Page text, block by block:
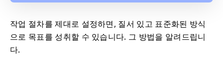
작업 절차를 제대로 설정하면, 질서 있고 표준화된 방식
으로 목표를 성취할 수 있습니다. 그 방법을 알려드립니
다.